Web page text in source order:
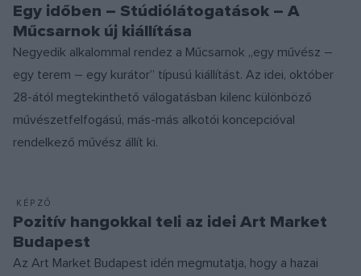
Egy időben – Stúdiólátogatások – A
Műcsarnok új kiállítása
Negyedik alkalommal rendez a Műcsarnok „egy művész –
egy terem – egy kurátor” típusú kiállítást. Az idei, október
28-ától megtekinthető válogatásban kilenc különböző
művészetfelfogású, más-más alkotói koncepcióval
rendelkező művész állít ki.
KÉPZŐ
Pozitív hangokkal teli az idei Art Market
Budapest
Az Art Market Budapest idén megmutatja, hogy a hazai